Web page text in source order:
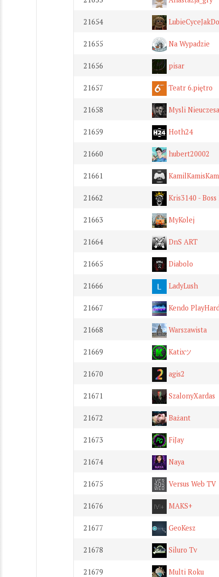
21654
21655 Na Wypadzie
21656 pisar
21657 Teatr 6.piętro
21658 Mysli
21659 Hoth24
21660 hubert20002
21661
21662 Kris3140 -
21663 MyKolej
21664 DnS ART
21665 Diabolo
21666 LadyLush
21667 Kendo
21668 Warszawista
21669 Katixツ
21670 agis2
21671 SzalonyXardas
21672 Bażant
21673 FiJay
21674 Naya
21675 Versus Web TV
21676 MAKS+
21677 GeoKesz
21678 Siluro Tv
21679 Multi Roku